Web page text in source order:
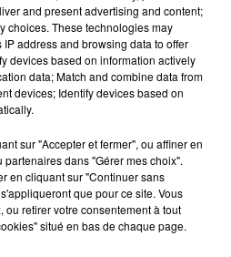
Test-03.04-–-Jerome-
and present advertising and content;
choices. These technologies may
address and browsing data to offer
devices based on information actively
data; Match and combine data from
devices; Identify devices based on
sur "Accepter et fermer", ou affiner en
dans "Gérer mes choix".
en cliquant sur "Continuer sans
que pour ce site. Vous
ou retirer votre consentement à tout
situé en bas de chaque page.